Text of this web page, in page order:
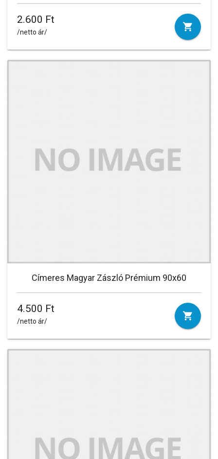
2.600 Ft
/netto ár/
Címeres Magyar Zászló Prémium 90x60
4.500 Ft
/netto ár/